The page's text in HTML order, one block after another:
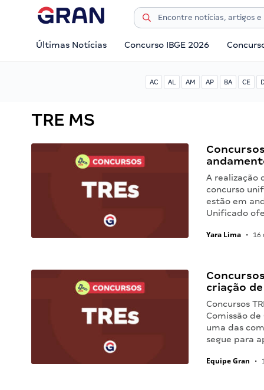
Últimas Notícias Concurso IBGE 2026
AC AL AM AP BA CE
TRE MS
A realização
concurso
estão em
Unificado
Yara Lima • 16
criação
Concursos
Comissão
uma das
segue para
Equipe Gran •